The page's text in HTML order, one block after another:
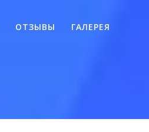
ОТЗЫВЫ ГАЛЕРЕЯ